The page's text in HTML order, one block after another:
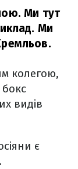
Ми тут
Ми
колегою,
бокс
видів
є